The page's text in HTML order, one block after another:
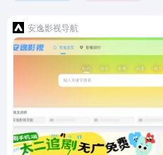
安逸影视导航